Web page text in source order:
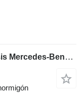
Putzmeister SG5270THB en el chasis Mercedes-Benz Putzmeister concrete pump 36m on benz euro 3